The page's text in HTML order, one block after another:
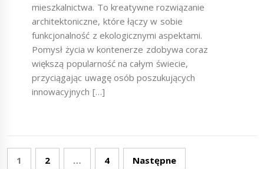
mieszkalnictwa. To kreatywne rozwiązanie
architektoniczne, które łączy w sobie
funkcjonalność z ekologicznymi aspektami.
Pomysł życia w kontenerze zdobywa coraz
większą popularność na całym świecie,
przyciągając uwagę osób poszukujących
innowacyjnych […]
Stronicowanie
1 2 … 4 Następne